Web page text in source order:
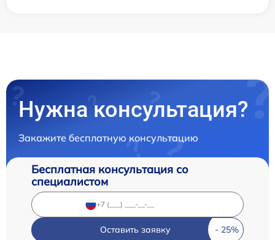
Нужна консультация?
Закажите бесплатную консультацию
Бесплатная консультация со
специалистом
Оставить заявку